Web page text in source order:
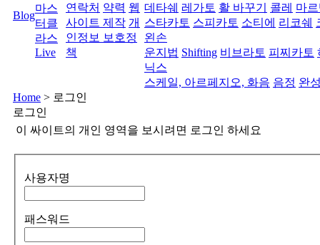
Blog
마스
터클
라스
Live
연락처 약력 웹
사이트 제작 개
인정보 보호정
책
데타쉐 레가토 활 바꾸기 콜레 마
스타카토 스피카토 소티에 리코쉐
왼손
운지법 Shifting 비브라토 피찌카토
닉스
스케일, 아르페지오, 화음 음정 완
Home > 로그인
로그인
이 싸이트의 개인 영역을 보시려면 로그인 하세요
사용자명
패스워드